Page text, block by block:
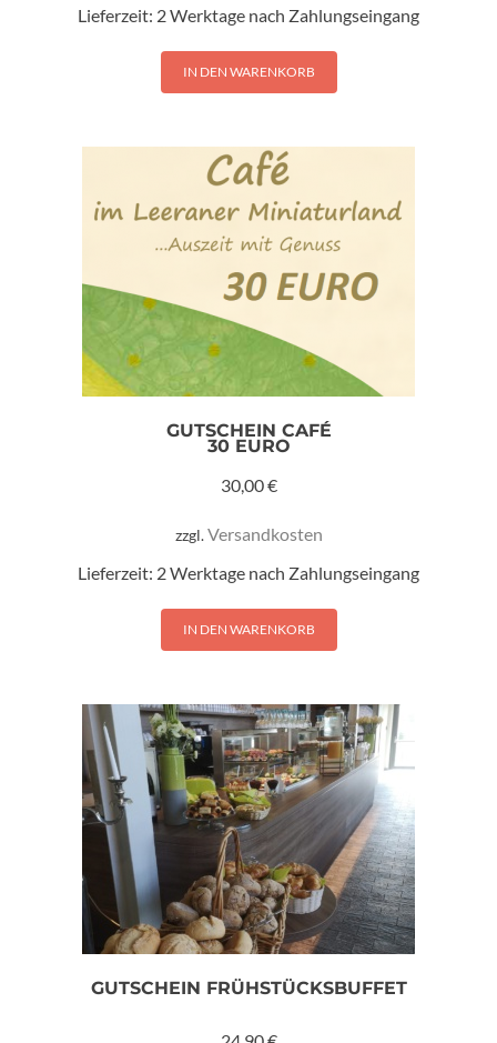
Lieferzeit: 2 Werktage nach Zahlungseingang
IN DEN WARENKORB
GUTSCHEIN CAFÉ
30 EURO
30,00€
zzgl.Versandkosten
Lieferzeit: 2 Werktage nach Zahlungseingang
IN DEN WARENKORB
GUTSCHEIN FRÜHSTÜCKSBUFFET